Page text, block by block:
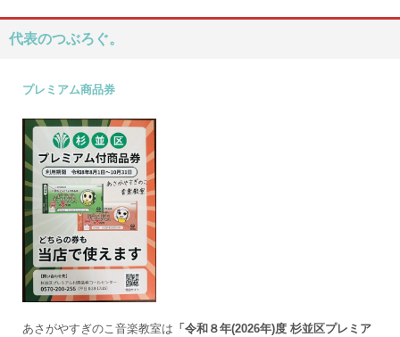
代表のつぶろぐ。
プレミアム商品券
あさがやすぎのこ音楽教室は 「令和８年(2026年)度 杉並区プレミア